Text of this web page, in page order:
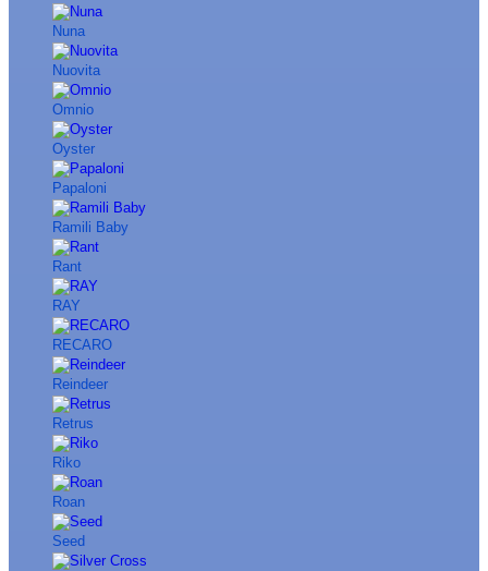
Nuna
Nuovita
Omnio
Oyster
Papaloni
Ramili Baby
Rant
RAY
RECARO
Reindeer
Retrus
Riko
Roan
Seed